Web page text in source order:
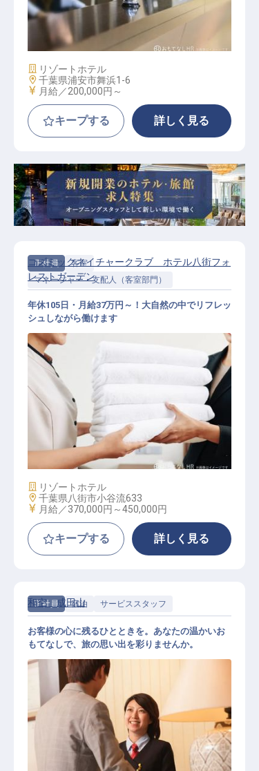
フロント
施設業態
リゾートホテル
勤務地
千葉県浦安市舞浜1-6
給与
月給／200,000円～
キープする 詳しく見る
正社員
客室
マネージャー・支配人（客室部門）
客室清掃マネージャー
コズミックネイチャークラブ ホテル八街フォ
レストガーデン
年休105日・月給37万円～！大自然の中でリフレッ
シュしながら働けます
施設業態
リゾートホテル
勤務地
千葉県八街市小谷流633
給与
月給／370,000円～450,000円
キープする 詳しく見る
正社員 宿泊 サービススタッフ
ホテルスタッフ
和空 成田山
お客様の心に残るひとときを。あなたの温かいお
もてなしで、旅の思い出を彩りませんか。